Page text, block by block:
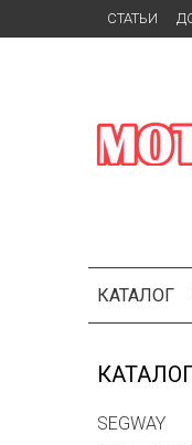
СТАТЬИ
КАТАЛОГ
SEGWAY